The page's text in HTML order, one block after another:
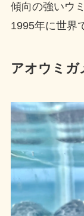
傾向の強いウ
1995年に世界
アオウミガ